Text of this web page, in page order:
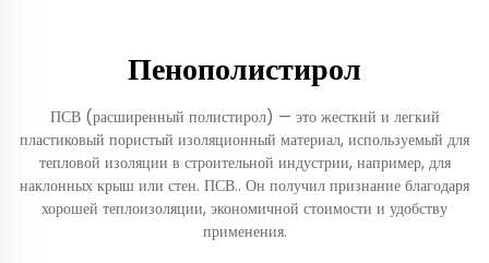
Пенополистирол
ПСВ (расширенный полистирол) — это жесткий и легкий
пластиковый пористый изоляционный материал, используемый для
тепловой изоляции в строительной индустрии, например, для
наклонных крыш или стен. ПСВ.. Он получил признание благодаря
хорошей теплоизоляции, экономичной стоимости и удобству
применения.